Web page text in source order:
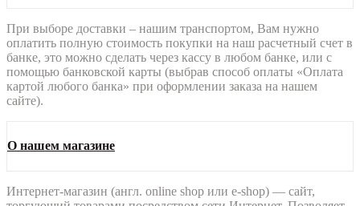
При выборе доставки – нашим транспортом, Вам нужно
оплатить полную стоимость покупки на наш расчетный счет в
банке, это можно сделать через кассу в любом банке, или с
помощью банковской карты (выбрав способ оплаты «Оплата
картой любого банка» при оформлении заказа на нашем
сайте).
О нашем магазине
Интернет-магазин (англ. online shop или e-shop) — сайт,